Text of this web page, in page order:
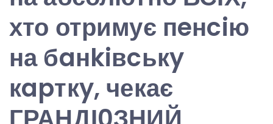
хто отримує пeнciю
на бaнkiвcькy
кapткy, чекає